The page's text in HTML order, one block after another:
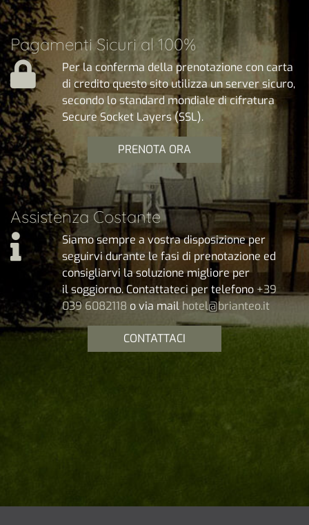
Pagamenti Sicuri al 100%
Per la conferma della prenotazione con carta
di credito questo sito utilizza un server sicuro,
secondo lo standard mondiale di cifratura
Secure Socket Layers (SSL).
PRENOTA ORA
Assistenza Costante
Siamo sempre a vostra disposizione per
seguirvi durante le fasi di prenotazione ed
consigliarvi la soluzione migliore per
il soggiorno. Contattateci per telefono +39
039 6082118 o via mail hotel@brianteo.it
CONTATTACI